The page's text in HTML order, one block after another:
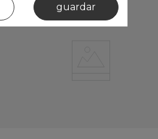
guardar